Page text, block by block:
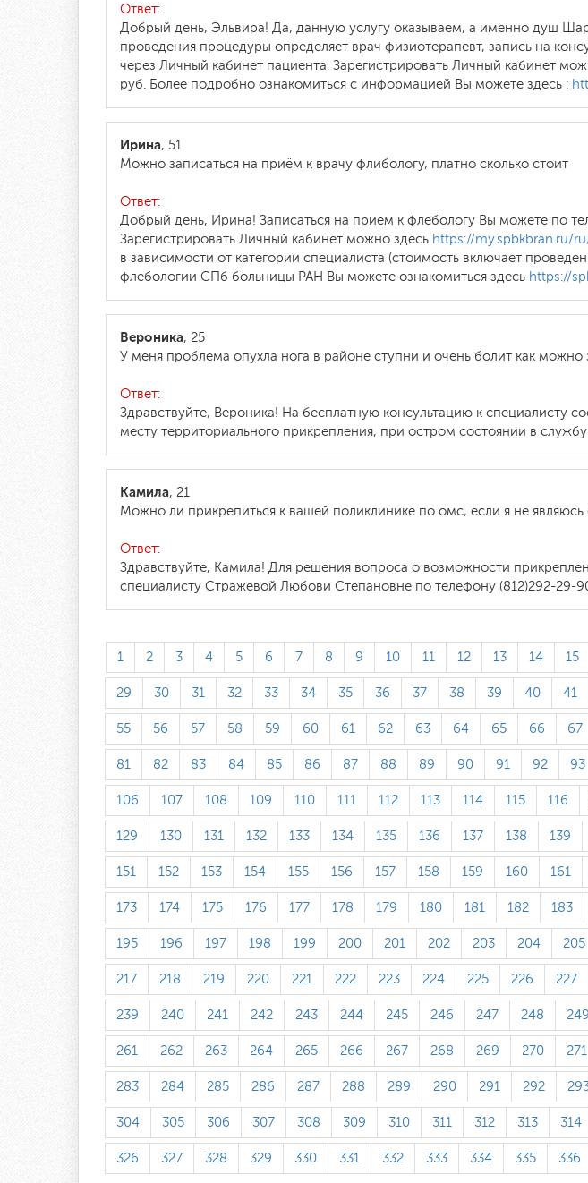
Ответ:
Добрый день, Эльвира! Да, данную услугу оказываем, а именно душ
проведения процедуры определяет врач физиотерапевт, запись на
через Личный кабинет пациента. Зарегистрировать Личный кабинет
руб. Более подробно ознакомиться с информацией Вы можете здесь :
Ирина, 51
Можно записаться на приём к врачу флибологу, платно сколько стоит
Ответ:
Добрый день, Ирина! Записаться на прием к флебологу Вы можете по
Зарегистрировать Личный кабинет можно здесь https://my.spbkbran.ru/
в зависимости от категории специалиста (стоимость включает
флебологии СПб больницы РАН Вы можете ознакомиться здесь https://
Вероника, 25
У меня проблема опухла нога в районе ступни и очень болит как можно
Ответ:
Здравствуйте, Вероника! На бесплатную консультацию к
месту территориального прикрепления, при остром состоянии в
Камила, 21
Можно ли прикрепиться к вашей поликлинике по омс, если я не являюсь
Ответ:
Здравствуйте, Камила! Для решения вопроса о возможности
специалисту Стражевой Любови Степановне по телефону (812)292-
1 2 3 4 5 6 7 8 9 10 11 12 13 14 15
29 30 31 32 33 34 35 36 37 38 39 40 41
55 56 57 58 59 60 61 62 63 64 65 66 67
81 82 83 84 85 86 87 88 89 90 91 92 93
106 107 108 109 110 111 112 113 114 115 116
129 130 131 132 133 134 135 136 137 138 139
151 152 153 154 155 156 157 158 159 160 161
173 174 175 176 177 178 179 180 181 182 183
195 196 197 198 199 200 201 202 203 204 205
217 218 219 220 221 222 223 224 225 226 227
239 240 241 242 243 244 245 246 247 248 249
261 262 263 264 265 266 267 268 269 270 271
283 284 285 286 287 288 289 290 291 292
304 305 306 307 308 309 310 311 312 313 314
326 327 328 329 330 331 332 333 334 335 336